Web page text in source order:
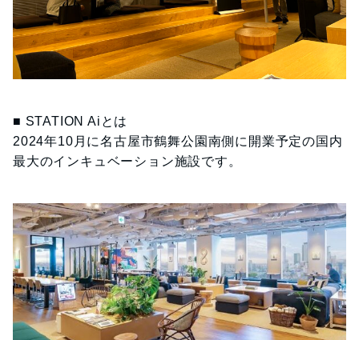
■ STATION Aiとは
2024年10月に名古屋市鶴舞公園南側に開業予定の国内
最大のインキュベーション施設です。